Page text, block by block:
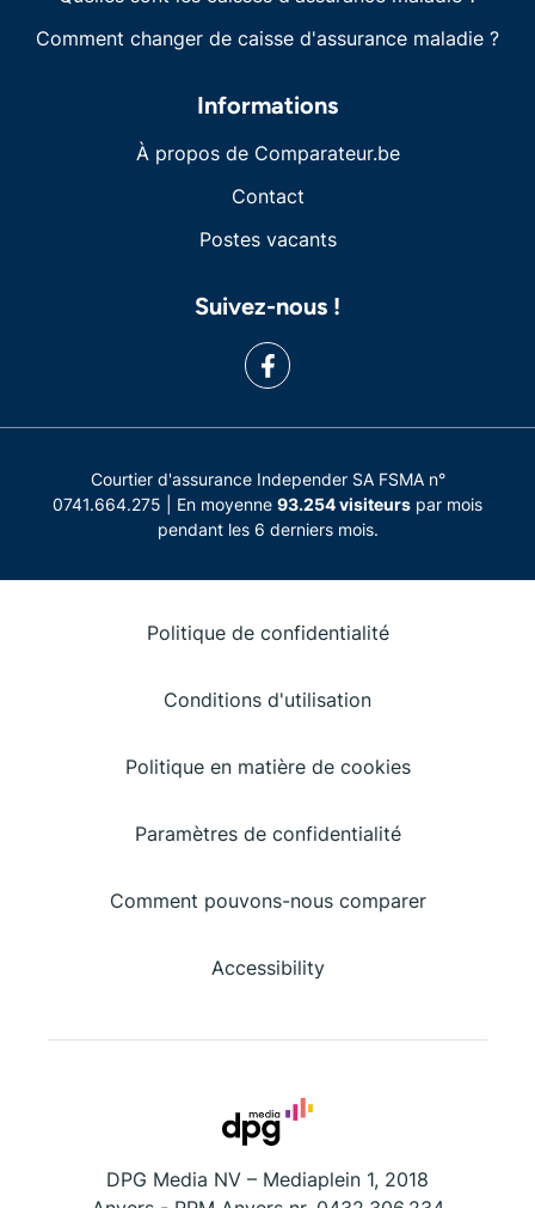
Comment changer de caisse d'assurance maladie ?
Informations
À propos de Comparateur.be
Contact
Postes vacants
Suivez-nous !
Courtier d'assurance Independer SA FSMA n°
0741.664.275 | En moyenne 93.254 visiteurs par mois
pendant les 6 derniers mois.
Politique de confidentialité
Conditions d'utilisation
Politique en matière de cookies
Paramètres de confidentialité
Comment pouvons-nous comparer
Accessibility
DPG Media NV – Mediaplein 1, 2018